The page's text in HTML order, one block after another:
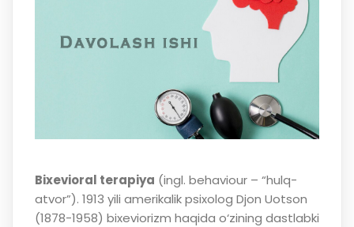
Bixevioral terapiya (ingl. behaviour – “hulq-
atvor”). 1913 yili amerikalik psixolog Djon Uotson
(1878-1958) bixeviorizm haqida o‘zining dastlabki